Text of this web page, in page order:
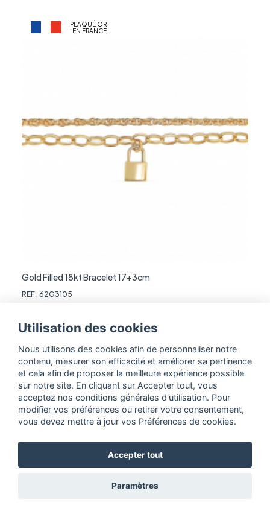
PLAQUÉ OR
EN FRANCE
Gold Filled 18kt Bracelet 17+3cm
REF : 62G3105
PLAQUÉ OR
Utilisation des cookies
Nous utilisons des cookies afin de personnaliser notre
contenu, mesurer son efficacité et améliorer sa pertinence
et cela afin de proposer la meilleure expérience possible
sur notre site. En cliquant sur Accepter tout, vous
acceptez nos conditions générales d'utilisation. Pour
modifier vos préférences ou retirer votre consentement,
vous devez mettre à jour vos Préférences de cookies.
Accepter tout
Paramètres